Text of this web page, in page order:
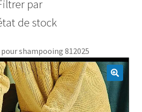
bain
par
de stock
shampooing 812025